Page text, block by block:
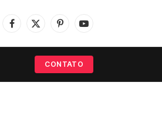
Facebook
X
PinterestYouTube
CONTATO